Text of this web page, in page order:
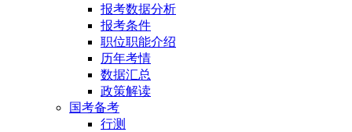
报考数据分析
报考条件
职位职能介绍
历年考情
数据汇总
政策解读
国考备考
行测